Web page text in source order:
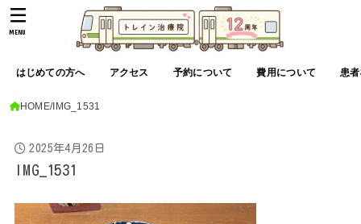
はじめての方へ アクセス 予約について 費用について 患
MENU
HOME IMG_1531
2025年4月26日
IMG_1531